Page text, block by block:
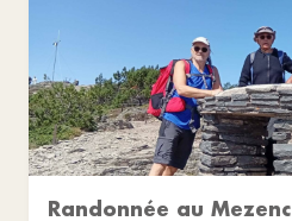
Randonnée au Mezenc